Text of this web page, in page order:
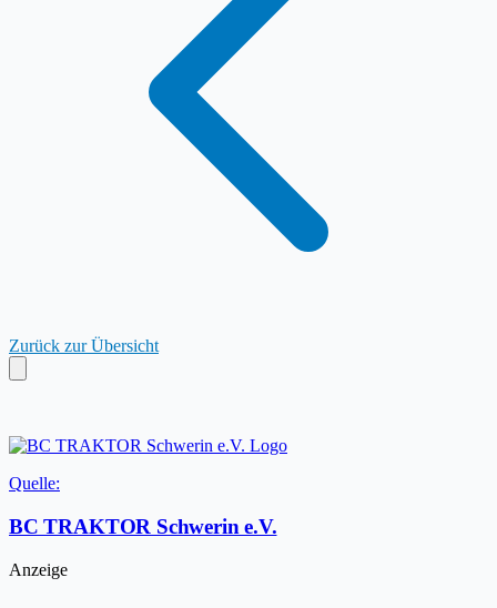
Zurück zur Übersicht
Quelle:
BC TRAKTOR Schwerin e.V.
Anzeige